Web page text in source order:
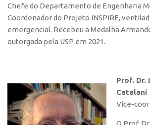
Inovação em Números
Propriedade Intelectual
Formas de Proteção
Softwares
Cultivares
Desenho Industrial
Chefe do Departamento de Engenharia
Coordenador do Projeto INSPIRE,
emergencial. Recebeu a Medalha
outorgada pela USP em 2021.
Prof. Dr.
Catalani
Vice-
O Prof.